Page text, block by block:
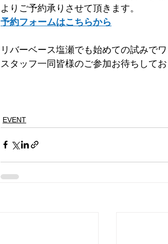
よりご予約承りさせて頂きます。
予約フォームはこちらから
リバーベース塩瀬でも始めての試みで
スタッフ一同皆様のご参加お待ちしてお
EVENT